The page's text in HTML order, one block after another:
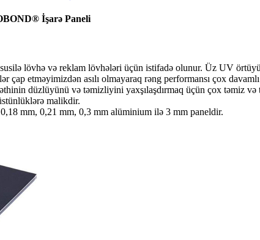
İşarə Paneli
lövhə və reklam lövhələri üçün istifadə olunur. Üz UV
çap etməyimizdən asılı olmayaraq rəng performansı çox davamlı
düzlüyünü və təmizliyini yaxşılaşdırmaq üçün çox təmiz və
malikdir.
mm, 0,21 mm, 0,3 mm alüminium ilə 3 mm paneldir.